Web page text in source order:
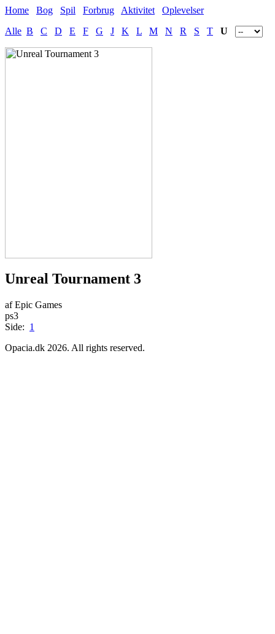
Home Bog Spil Forbrug Aktivitet
Oplevelser
Alle B C D E F G J K L M N R S T U
Unreal Tournament 3
af Epic Games
ps3
Side: 1
Opacia.dk 2026. All rights reserved.